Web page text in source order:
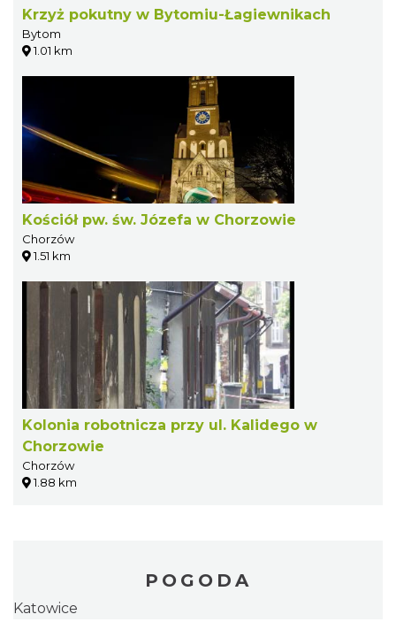
Krzyż pokutny w Bytomiu-Łagiewnikach
Bytom
1.01 km
Kościół pw. św. Józefa w Chorzowie
Chorzów
1.51 km
Kolonia robotnicza przy ul. Kalidego w
Chorzowie
Chorzów
1.88 km
POGODA
Katowice